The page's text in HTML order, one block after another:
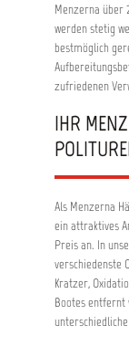
Menzerna über
werden stetig
bestmöglich
zufriedenen
IHR
Als Menzerna
ein attraktives
Preis an. In
verschiedenste
Kratzer,
Bootes entfernt